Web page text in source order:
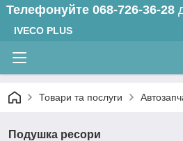
Телефонуйте 068-726-36-28
IVECO PLUS
Товари та послуги
Подушка ресори